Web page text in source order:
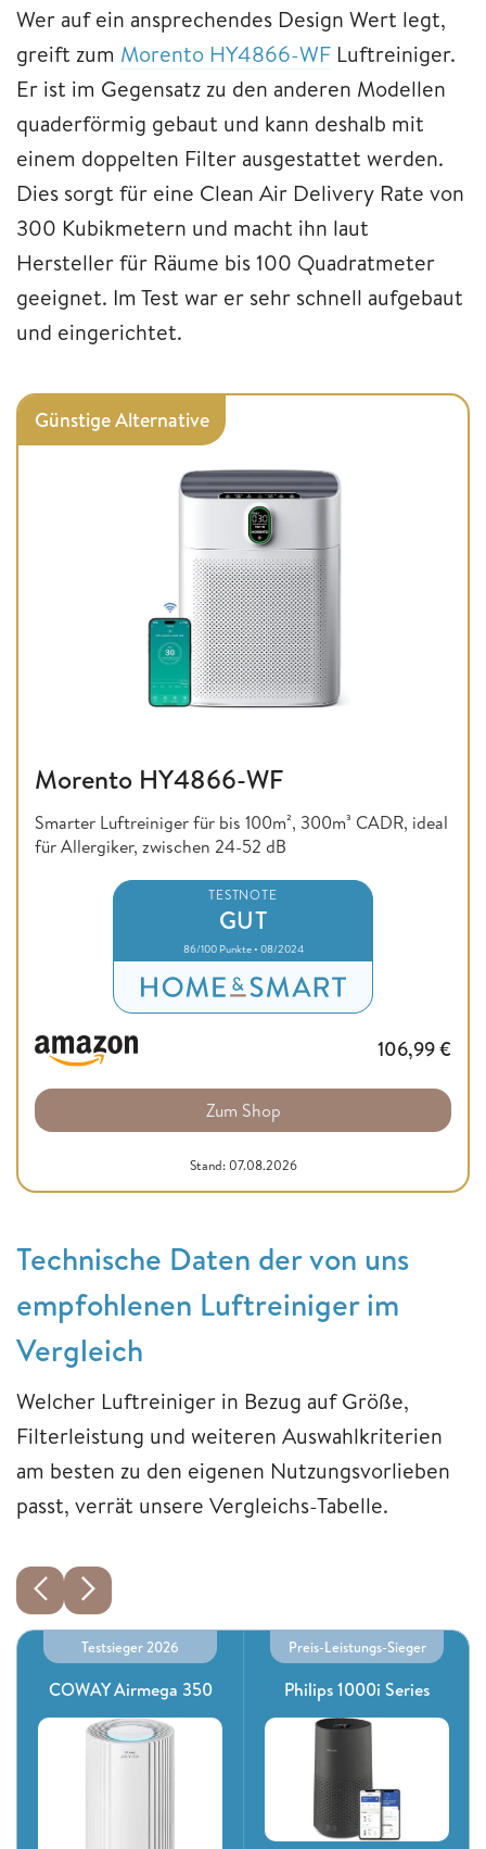
Wer auf ein ansprechendes Design Wert legt,
greift zum Morento HY4866-WF Luftreiniger.
Er ist im Gegensatz zu den anderen Modellen
quaderförmig gebaut und kann deshalb mit
einem doppelten Filter ausgestattet werden.
Dies sorgt für eine Clean Air Delivery Rate von
300 Kubikmetern und macht ihn laut
Hersteller für Räume bis 100 Quadratmeter
geeignet. Im Test war er sehr schnell aufgebaut
und eingerichtet.
Günstige Alternative
Morento HY4866-WF
Smarter Luftreiniger für bis 100m², 300m³ CADR, ideal
für Allergiker, zwischen 24-52 dB
TESTNOTE
GUT
86/100 Punkte • 08/2024
106,99€
Zum Shop
Stand: 07.08.2026
Technische Daten der von uns
empfohlenen Luftreiniger im
Vergleich
Welcher Luftreiniger in Bezug auf Größe,
Filterleistung und weiteren Auswahlkriterien
am besten zu den eigenen Nutzungsvorlieben
passt, verrät unsere Vergleichs-Tabelle.
Testsieger 2026
COWAY Airmega 350
Preis-Leistungs-Sieger
Philips 1000i Series